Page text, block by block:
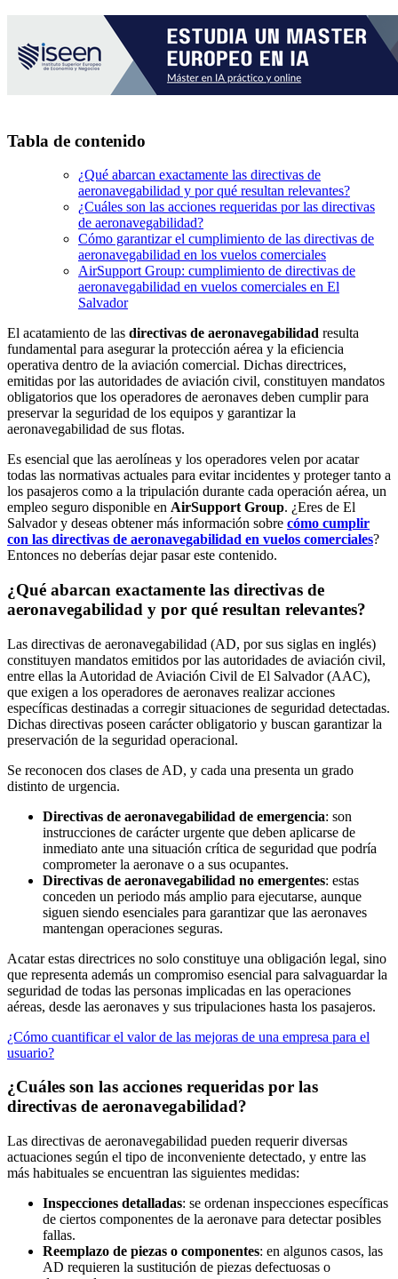
Tabla de contenido
¿Qué abarcan exactamente las directivas de
aeronavegabilidad y por qué resultan relevantes?
¿Cuáles son las acciones requeridas por las directivas
de aeronavegabilidad?
Cómo garantizar el cumplimiento de las directivas de
aeronavegabilidad en los vuelos comerciales
AirSupport Group: cumplimiento de directivas de
aeronavegabilidad en vuelos comerciales en El
Salvador
El acatamiento de las directivas de aeronavegabilidad resulta
fundamental para asegurar la protección aérea y la eficiencia
operativa dentro de la aviación comercial. Dichas directrices,
emitidas por las autoridades de aviación civil, constituyen mandatos
obligatorios que los operadores de aeronaves deben cumplir para
preservar la seguridad de los equipos y garantizar la
aeronavegabilidad de sus flotas.
Es esencial que las aerolíneas y los operadores velen por acatar
todas las normativas actuales para evitar incidentes y proteger tanto a
los pasajeros como a la tripulación durante cada operación aérea, un
empleo seguro disponible en AirSupport Group. ¿Eres de El
Salvador y deseas obtener más información sobre cómo cumplir
con las directivas de aeronavegabilidad en vuelos comerciales?
Entonces no deberías dejar pasar este contenido.
¿Qué abarcan exactamente las directivas de
aeronavegabilidad y por qué resultan relevantes?
Las directivas de aeronavegabilidad (AD, por sus siglas en inglés)
constituyen mandatos emitidos por las autoridades de aviación civil,
entre ellas la Autoridad de Aviación Civil de El Salvador (AAC),
que exigen a los operadores de aeronaves realizar acciones
específicas destinadas a corregir situaciones de seguridad detectadas.
Dichas directivas poseen carácter obligatorio y buscan garantizar la
preservación de la seguridad operacional.
Se reconocen dos clases de AD, y cada una presenta un grado
distinto de urgencia.
Directivas de aeronavegabilidad de emergencia: son
instrucciones de carácter urgente que deben aplicarse de
inmediato ante una situación crítica de seguridad que podría
comprometer la aeronave o a sus ocupantes.
Directivas de aeronavegabilidad no emergentes: estas
conceden un periodo más amplio para ejecutarse, aunque
siguen siendo esenciales para garantizar que las aeronaves
mantengan operaciones seguras.
Acatar estas directrices no solo constituye una obligación legal, sino
que representa además un compromiso esencial para salvaguardar la
seguridad de todas las personas implicadas en las operaciones
aéreas, desde las aeronaves y sus tripulaciones hasta los pasajeros.
¿Cómo cuantificar el valor de las mejoras de una empresa para el
usuario?
¿Cuáles son las acciones requeridas por las
directivas de aeronavegabilidad?
Las directivas de aeronavegabilidad pueden requerir diversas
actuaciones según el tipo de inconveniente detectado, y entre las
más habituales se encuentran las siguientes medidas:
Inspecciones detalladas: se ordenan inspecciones específicas
de ciertos componentes de la aeronave para detectar posibles
fallas.
Reemplazo de piezas o componentes: en algunos casos, las
AD requieren la sustitución de piezas defectuosas o